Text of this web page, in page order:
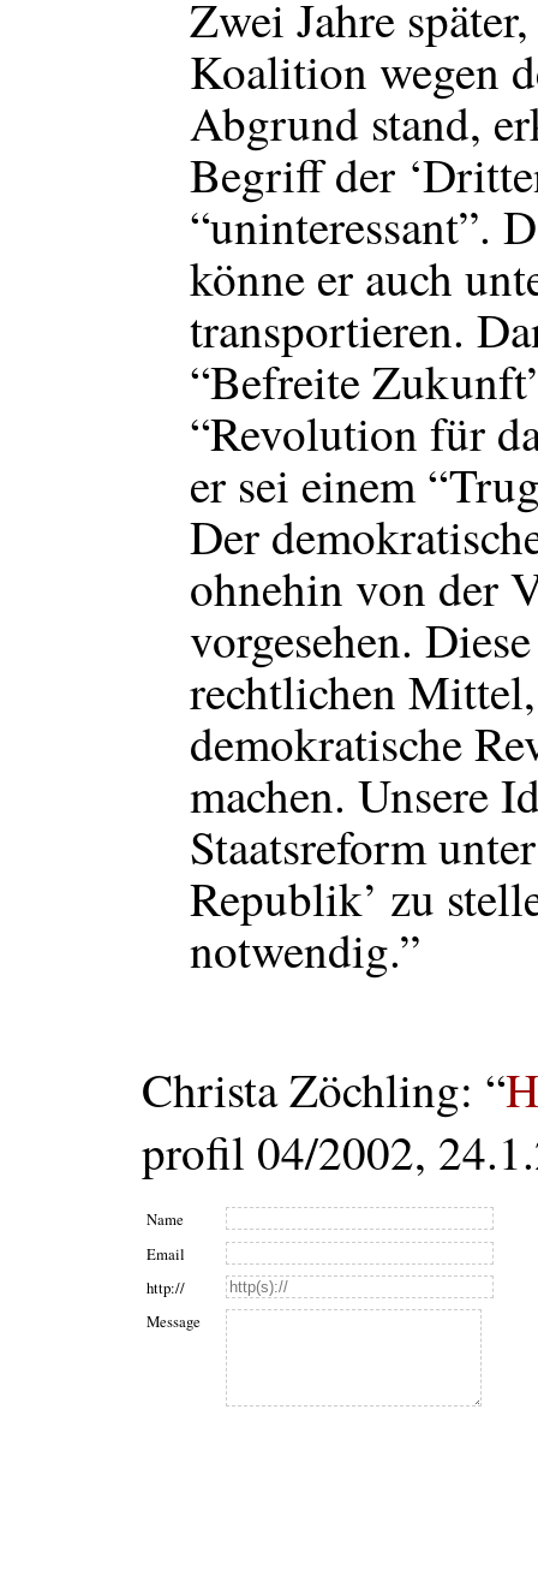
Zwei Jahre
Koalition wegen
Abgrund stand,
Begriff der
“uninteressant”.
könne er auch
transportieren.
“Befreite
“Revolution für
er sei einem
Der
ohnehin von der
vorgesehen.
rechtlichen
demokratische
machen. Unsere
Staatsreform
Republik’ zu
notwendig.”
Christa Zöchling: “
profil 04/2002,
Name
Email
http://
Message